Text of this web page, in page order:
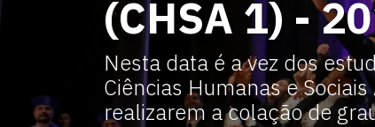
(CHSA 1) -
Nesta data é a vez dos
Ciências Humanas e
realizarem a colação de